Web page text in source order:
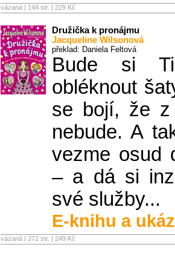
vázaná | 144 str. | 229 Kč
Družička k pronájmu
Jacqueline Wilsonová
překlad: Daniela Feltová
Bude si
obléknout
se bojí, že z
nebude. A
vezme osud
– a dá si
své služby...
E-knihu a
vázaná | 272 str. | 249 Kč